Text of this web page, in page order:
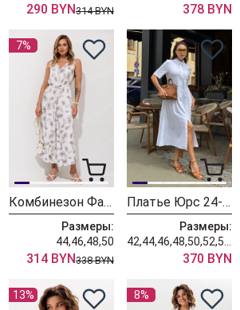
290 BYN314 BYN 378 BYN
7%
Комбинезон Фантазия Мод 5488
Размеры:
44,46,48,50
314 BYN338 BYN
Платье Юрс 24-337-2 белый
Размеры:
370 BYN
13% 8%